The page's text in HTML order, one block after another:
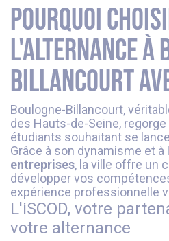
Pourquoi
l'alternance à
Billancourt
Boulogne-Billancourt,
des Hauts-de-Seine,
étudiants souhaitant se
Grâce à son dynamisme et
entreprises, la ville offre un
développer vos
expérience professionnelle
L'iSCOD, votre
votre alternance